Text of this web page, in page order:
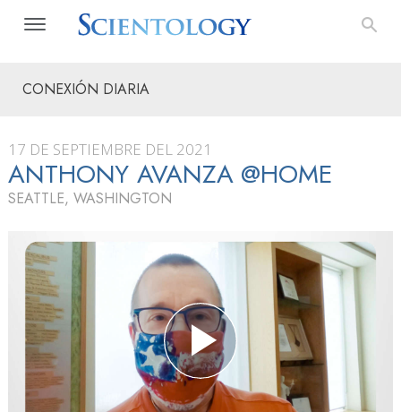
CONEXIÓN DIARIA
17 DE SEPTIEMBRE DEL 2021
ANTHONY AVANZA @HOME
SEATTLE, WASHINGTON